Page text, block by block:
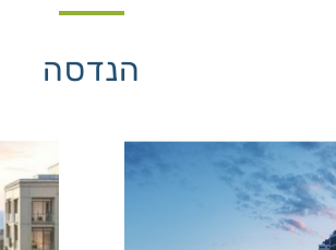
הנדסה